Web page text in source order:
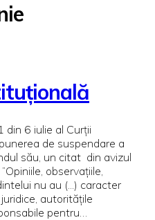
din 6 iulie al Curții
de suspendare a
său, un citat din avizul
observaţiile,
nu au (...) caracter
autorităţile
pentru…